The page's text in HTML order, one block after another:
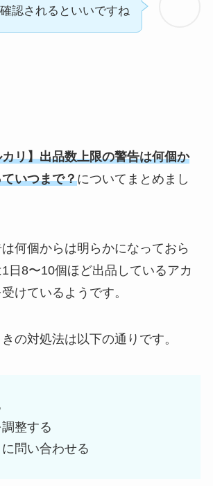
認されるといいですね
リ】出品数上限の警告は何個か
いつまで？についてまとめまし
何個からは明らかになっておら
日8〜10個ほど出品しているアカ
けているようです。
の対処法は以下の通りです。
整する
問い合わせる